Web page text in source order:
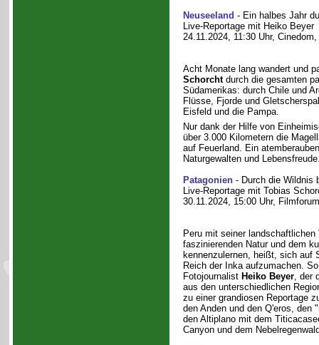
Neuseeland - Ein halbes Jahr
Live-Reportage mit Heiko Beyer
24.11.2024, 11:30 Uhr,
Acht Monate lang wandert und
Schorchtdurch die gesamten
Südamerikas: durch Chile und
Flüsse, Fjorde und
Eisfeld und die Pampa.
Nur dank der Hilfe von
über 3.000 Kilometern die
auf Feuerland. Ein
Naturgewalten und
Patagonien- Durch die Wildnis
Live-Reportage mit Tobias
30.11.2024, 15:00 Uhr,
Peru mit seiner landschaftlichen
faszinierenden Natur und dem
kennenzulernen, heißt, sich auf
Reich der Inka aufzumachen.
Fotojournalist Heiko Beyer, der
aus den unterschiedlichen
zu einer grandiosen Reportage
den Anden und den Q'eros, den
den Altiplano mit dem
Canyon und dem